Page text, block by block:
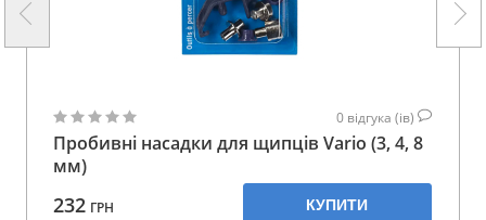
0 відгука (ів)
Пробивні насадки для щипців Vario (3, 4, 8
мм)
232 ГРН КУПИТИ